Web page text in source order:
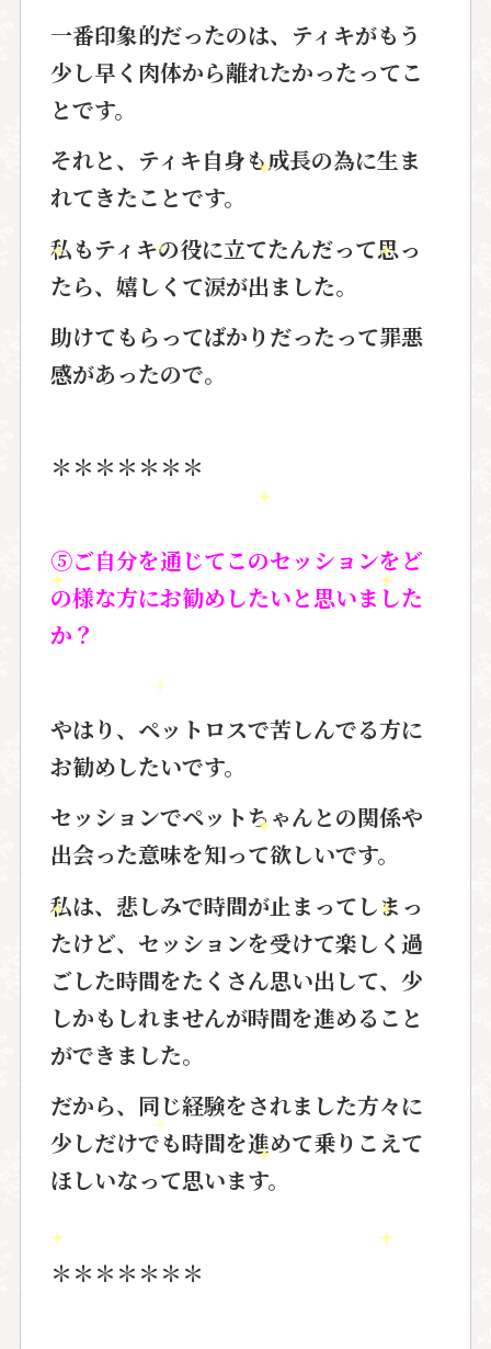
一番印象的だったのは、ティキがもう
少し早く肉体から離れたかったってこ
とです。
それと、ティキ自身も成長の為に生ま
れてきたことです。
私もティキの役に立てたんだって思っ
たら、嬉しくて涙が出ました。
助けてもらってばかりだったって罪悪
感があったので。
＊＊＊＊＊＊＊
⑤ご自分を通じてこのセッションをど
の様な方にお勧めしたいと思いました
か？
やはり、ペットロスで苦しんでる方に
お勧めしたいです。
セッションでペットちゃんとの関係や
出会った意味を知って欲しいです。
私は、悲しみで時間が止まってしまっ
たけど、セッションを受けて楽しく過
ごした時間をたくさん思い出して、少
しかもしれませんが時間を進めること
ができました。
だから、同じ経験をされました方々に
少しだけでも時間を進めて乗りこえて
ほしいなって思います。
＊＊＊＊＊＊＊